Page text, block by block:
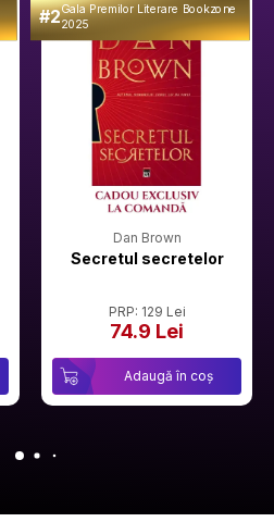
#2Gala Premilor Literare Bookzone
2025
Dan Brown
Secretul secretelor
PRP: 129 Lei
74.9 Lei
Adaugă în coș